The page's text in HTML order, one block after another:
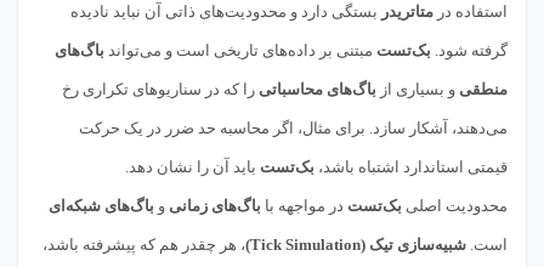
استفاده در متاتریدر بستگی دارد و محدودیت‌های ذاتی آن نباید نادیده
گرفته شود. بک‌تست مبتنی بر داده‌های تاریخی است و می‌تواند باگ‌های
منطقی و بسیاری از باگ‌های محاسباتی را که در سناریوهای تکراری رخ
می‌دهند، آشکار سازد. برای مثال، اگر محاسبه حد ضرر در یک حرکت
قیمتی استاندارد اشتباه باشد، بک‌تست باید آن را نشان دهد.
محدودیت اصلی بک‌تست در مواجهه با باگ‌های زمانی و باگ‌های شبکه‌ای
است. شبیه‌سازی تیک (Tick Simulation) ، هر چقدر هم که پیشرفته باشد،